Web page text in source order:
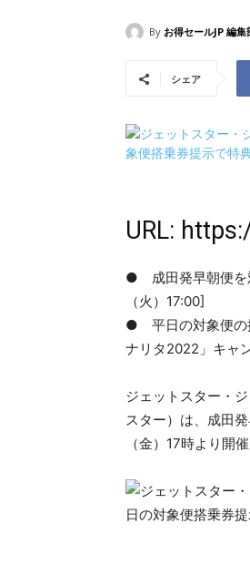
By お得セールJP 編集
シェア
URL:
● 成田発早朝便を
（火）17:00]
● 平日の対象便の
ナリタ2022」キャ
ジェットスター・
スター）は、成田
（金）17時より開催